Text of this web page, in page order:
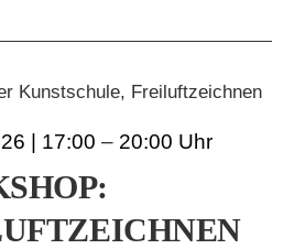
MALERKOLONIE
| 17:00 – 20:00